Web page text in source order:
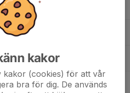
kakor
kakor (cookies) för att vår
bra för dig. De används